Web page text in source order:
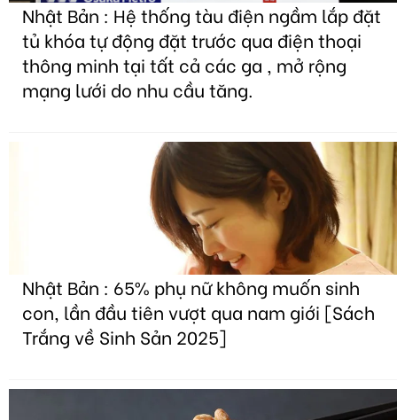
Nhật Bản : Hệ thống tàu điện ngầm lắp đặt
tủ khóa tự động đặt trước qua điện thoại
thông minh tại tất cả các ga , mở rộng
mạng lưới do nhu cầu tăng.
Nhật Bản : 65% phụ nữ không muốn sinh
con, lần đầu tiên vượt qua nam giới [Sách
Trắng về Sinh Sản 2025]